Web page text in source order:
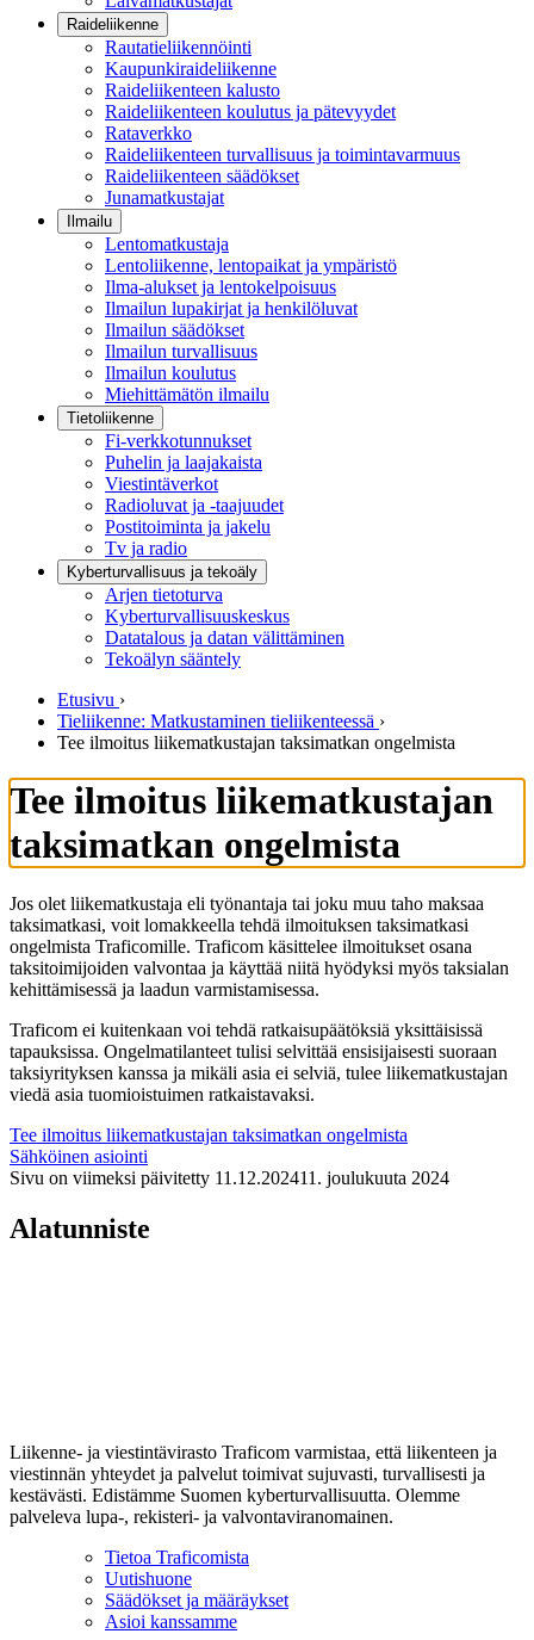
Raideliikenne
Rautatieliikennöinti
Kaupunkiraideliikenne
Raideliikenteen kalusto
Raideliikenteen koulutus ja pätevyydet
Rataverkko
Raideliikenteen turvallisuus ja toimintavarmuus
Raideliikenteen säädökset
Junamatkustajat
Ilmailu
Lentomatkustaja
Lentoliikenne, lentopaikat ja ympäristö
Ilma-alukset ja lentokelpoisuus
Ilmailun lupakirjat ja henkilöluvat
Ilmailun säädökset
Ilmailun turvallisuus
Ilmailun koulutus
Miehittämätön ilmailu
Tietoliikenne
Fi-verkkotunnukset
Puhelin ja laajakaista
Viestintäverkot
Radioluvat ja -taajuudet
Postitoiminta ja jakelu
Tv ja radio
Kyberturvallisuus ja tekoäly
Arjen tietoturva
Kyberturvallisuuskeskus
Datatalous ja datan välittäminen
Tekoälyn sääntely
Etusivu ›
Tieliikenne: Matkustaminen tieliikenteessä ›
Tee ilmoitus liikematkustajan taksimatkan ongelmista
Tee ilmoitus liikematkustajan
taksimatkan ongelmista
Jos olet liikematkustaja eli työnantaja tai joku muu taho maksaa
taksimatkasi, voit lomakkeella tehdä ilmoituksen taksimatkasi
ongelmista Traficomille. Traficom käsittelee ilmoitukset osana
taksitoimijoiden valvontaa ja käyttää niitä hyödyksi myös taksialan
kehittämisessä ja laadun varmistamisessa.
Traficom ei kuitenkaan voi tehdä ratkaisupäätöksiä yksittäisissä
tapauksissa. Ongelmatilanteet tulisi selvittää ensisijaisesti suoraan
taksiyrityksen kanssa ja mikäli asia ei selviä, tulee liikematkustajan
viedä asia tuomioistuimen ratkaistavaksi.
Tee ilmoitus liikematkustajan taksimatkan ongelmista
Sähköinen asiointi
Sivu on viimeksi päivitetty 11.12.202411. joulukuuta 2024
Alatunniste
Liikenne- ja viestintävirasto Traficom varmistaa, että liikenteen ja
viestinnän yhteydet ja palvelut toimivat sujuvasti, turvallisesti ja
kestävästi. Edistämme Suomen kyberturvallisuutta. Olemme
palveleva lupa-, rekisteri- ja valvontaviranomainen.
Tietoa Traficomista
Uutishuone
Säädökset ja määräykset
Asioi kanssamme